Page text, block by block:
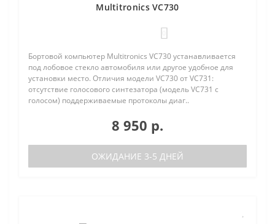
Multitronics VC730
Бортовой компьютер Multitronics VC730 устанавливается
под лобовое стекло автомобиля или другое удобное для
установки место. Отличия модели VC730 от VC731:
отсутствие голосового синтезатора (модель VC731 с
голосом) поддерживаемые протоколы диаг..
8 950 р.
ОЖИДАНИЕ 3-5 ДНЕЙ